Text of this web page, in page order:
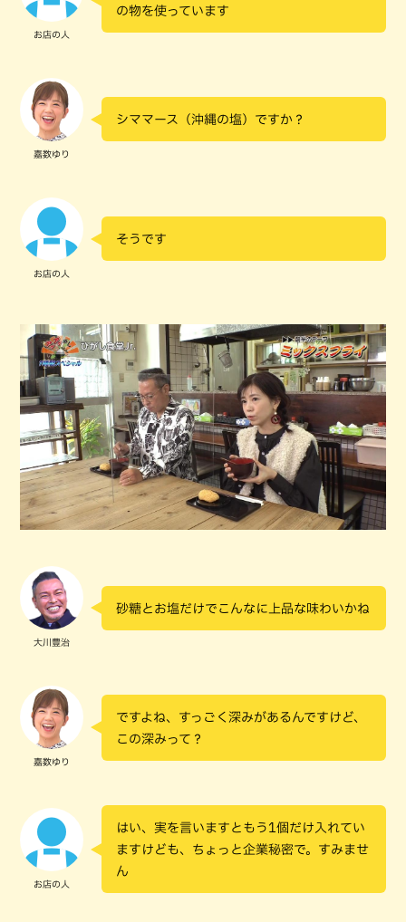
お店の人
の物を使っています
嘉数ゆり
シママース（沖縄の塩）ですか？
お店の人
そうです
大川豊治
砂糖とお塩だけでこんなに上品な味わいかね
嘉数ゆり
ですよね、すっごく深みがあるんですけど、
この深みって？
お店の人
はい、実を言いますともう1個だけ入れてい
ますけども、ちょっと企業秘密で。すみませ
ん